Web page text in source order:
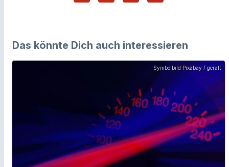
Das könnte Dich auch interessieren
Symbolbild Pixabay / geralt